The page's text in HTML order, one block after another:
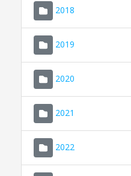
2018
2019
2020
2021
2022